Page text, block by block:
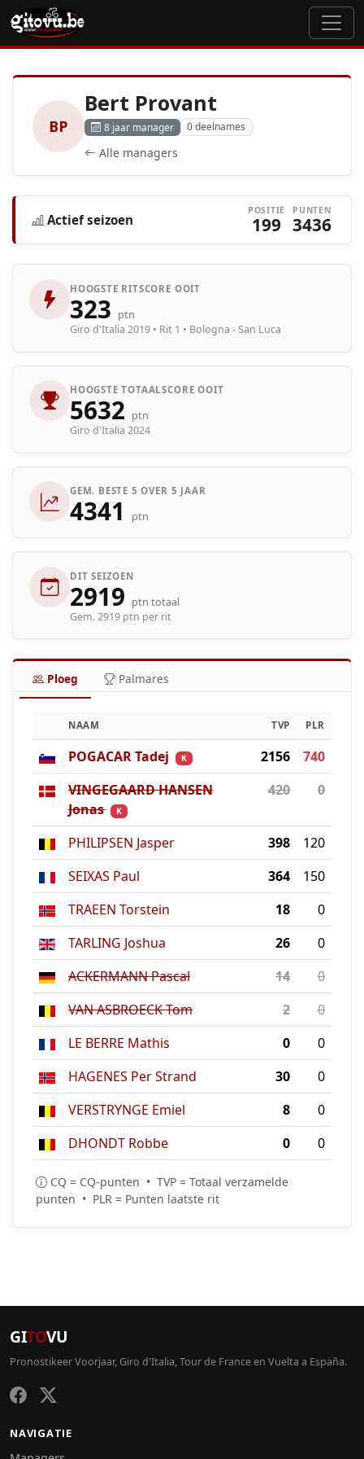
BP
Bert Provant
8 jaar manager 0 deelnames
Alle managers
Actief seizoen
POSITIE
199
PUNTEN
3436
HOOGSTE RITSCORE OOIT
323 ptn
Giro d'Italia 2019 • Rit 1 • Bologna - San Luca
HOOGSTE TOTAALSCORE OOIT
5632 ptn
Giro d'Italia 2024
GEM. BESTE 5 OVER 5 JAAR
4341 ptn
DIT SEIZOEN
2919 ptn totaal
Gem. 2919 ptn per rit
Ploeg Palmares
NAAM TVP PLR
POGACAR Tadej K 2156
740
VINGEGAARD HANSEN
Jonas
K
420 0
PHILIPSEN Jasper 398
120
SEIXAS Paul
364
150
TRAEEN Torstein
18
0
TARLING Joshua
26
0
ACKERMANN Pascal
14
0
VAN ASBROECK Tom
2
0
LE BERRE Mathis
0
0
HAGENES Per Strand
30
0
VERSTRYNGE Emiel
8
0
DHONDT Robbe
0 0
CQ = CQ-punten • TVP = Totaal verzamelde
punten • PLR = Punten laatste rit
GITOVU
Pronostikeer Voorjaar, Giro d'Italia, Tour de France en Vuelta a España.
NAVIGATIE